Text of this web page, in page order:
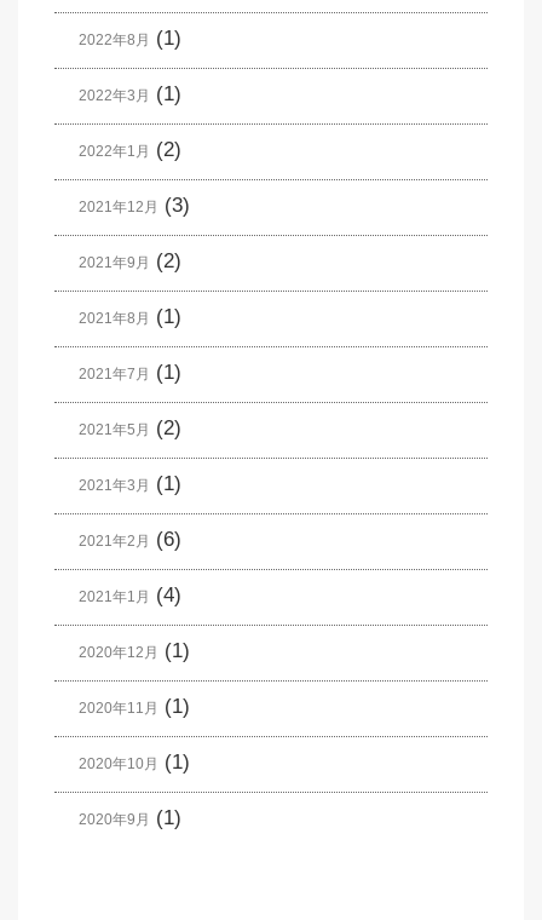
2022年8月 (1)
2022年3月 (1)
2022年1月 (2)
2021年12月 (3)
2021年9月 (2)
2021年8月 (1)
2021年7月 (1)
2021年5月 (2)
2021年3月 (1)
2021年2月 (6)
2021年1月 (4)
2020年12月 (1)
2020年11月 (1)
2020年10月 (1)
2020年9月 (1)